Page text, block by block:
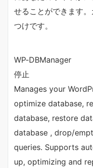
せることができます
つけです。
WP-DBManager
停止
Manages your
optimize database,
database, restore
database , drop/
queries. Supports
up, optimizing and